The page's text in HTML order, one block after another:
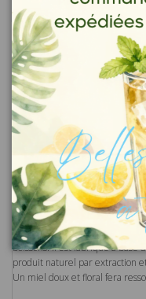
Le miel est un produit naturel
Il existe différentes sortes de
dépend des fleurs butinées par
ruches.
Le miel renforce les défenses
capable de combattre de
et cicatrisante était connue et
Il améliore les performances
glucides.
Il adoucit et régénère la peau.
Il apaise la toux et les maux de
En cuisine il remplace
confection des pains d’épices,
L’hydromel surnommé "l’élixir
consommée par les grecs et
L’arôme de miel rehausse le
boissons. Il est fabriqué à base
produit naturel par extraction
Un miel doux et floral fera